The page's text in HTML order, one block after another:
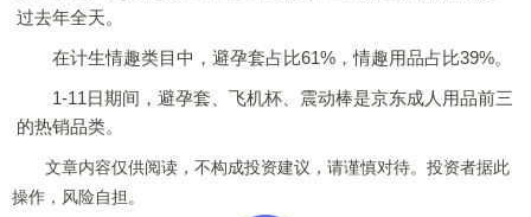
过去年全天。
在计生情趣类目中，避孕套占比61%，情趣用品占比39%。
1-11日期间，避孕套、飞机杯、震动棒是京东成人用品前三
的热销品类。
文章内容仅供阅读，不构成投资建议，请谨慎对待。投资者据此
操作，风险自担。